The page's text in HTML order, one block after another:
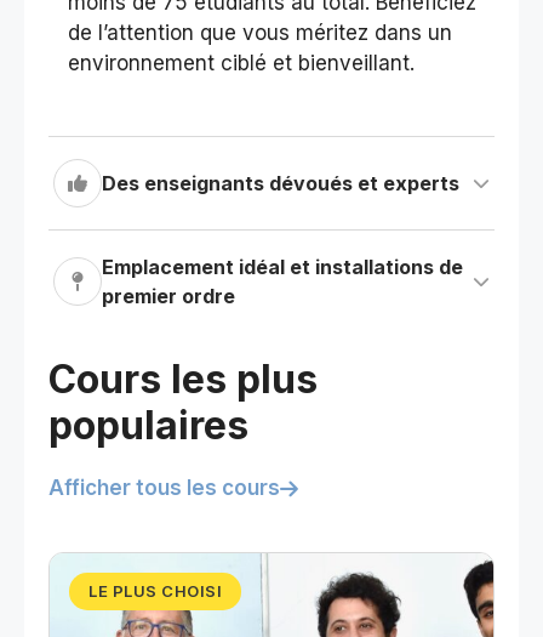
de l’attention que vous méritez dans un
environnement ciblé et bienveillant.
Des enseignants dévoués et experts
Emplacement idéal et installations de
premier ordre
Cours les plus
populaires
Afficher tous les cours
LE PLUS CHOISI